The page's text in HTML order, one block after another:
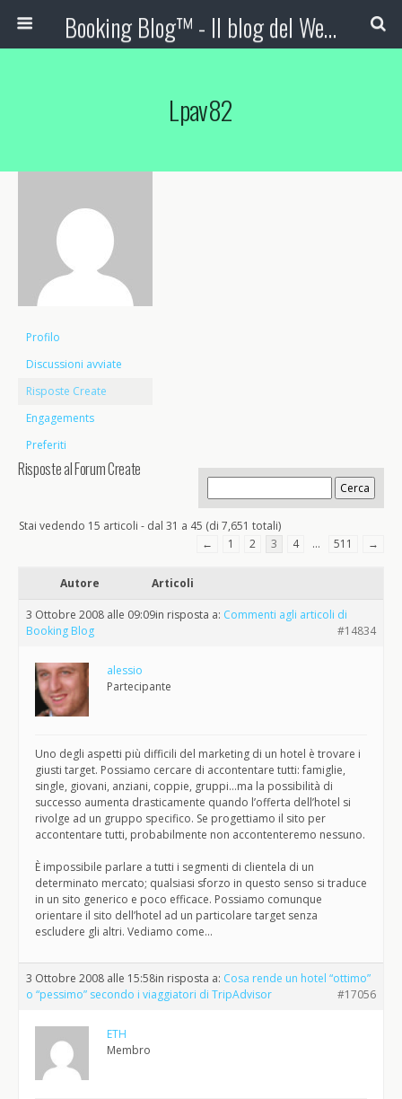
Booking Blog™ - Il blog del Web Marketing Turistico
Lpav82
Profilo
Discussioni avviate
Risposte Create
Engagements
Preferiti
Risposte al Forum Create
Stai vedendo 15 articoli - dal 31 a 45 (di 7,651 totali)
←
1 2 3 4 … 511 →
Autore Articoli
3 Ottobre 2008 alle 09:09in risposta a: Commenti agli articoli di
Booking Blog
#14834
alessio
Partecipante
Uno degli aspetti più difficili del marketing di un hotel è trovare i
giusti target. Possiamo cercare di accontentare tutti: famiglie,
single, giovani, anziani, coppie, gruppi…ma la possibilità di
successo aumenta drasticamente quando l’offerta dell’hotel si
rivolge ad un gruppo specifico. Se progettiamo il sito per
accontentare tutti, probabilmente non accontenteremo nessuno.
È impossibile parlare a tutti i segmenti di clientela di un
determinato mercato; qualsiasi sforzo in questo senso si traduce
in un sito generico e poco efficace. Possiamo comunque
orientare il sito dell’hotel ad un particolare target senza
escludere gli altri. Vediamo come…
3 Ottobre 2008 alle 15:58in risposta a: Cosa rende un hotel “ottimo”
o “pessimo” secondo i viaggiatori di TripAdvisor
#17056
ETH
Membro